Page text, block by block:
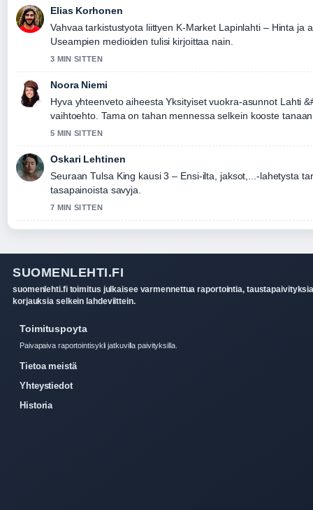
Elias Korhonen
Vahvaa tarkistustyota liittyen K-Market Lapinlahti – Hinta ja
Useampien medioiden tulisi kirjoittaa nain.
3 MIN SITTEN
Noora Niemi
Hyva yhteenveto aiheesta Yksityiset vuokra-asunnot Lahti
vaihtoehto. Tama on tahan mennessa selkein kooste
5 MIN SITTEN
Oskari Lehtinen
Seuraan Tulsa King kausi 3 – Ensi-ilta, jaksot,...-lahetysta
tasapainoista savyja.
7 MIN SITTEN
SUOMENLEHTI.FI
suomenlehti.fi toimitus julkaisee varmennettua raportointia,
korjauksia selkein lahdeviittein.
Toimituspoyta
Paivapaiva raportointisykli jatkuvilla paivityksilla.
Tietoa meistä
Yhteystiedot
Historia